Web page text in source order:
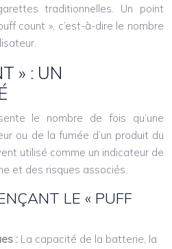
traditionnelles. Un point
count », c’est-à-dire le nombre
» : UN
le nombre de fois qu’une
ou de la fumée d’un produit du
utilisé comme un indicateur de
et des risques associés.
LE « PUFF
: La capacité de la batterie, la